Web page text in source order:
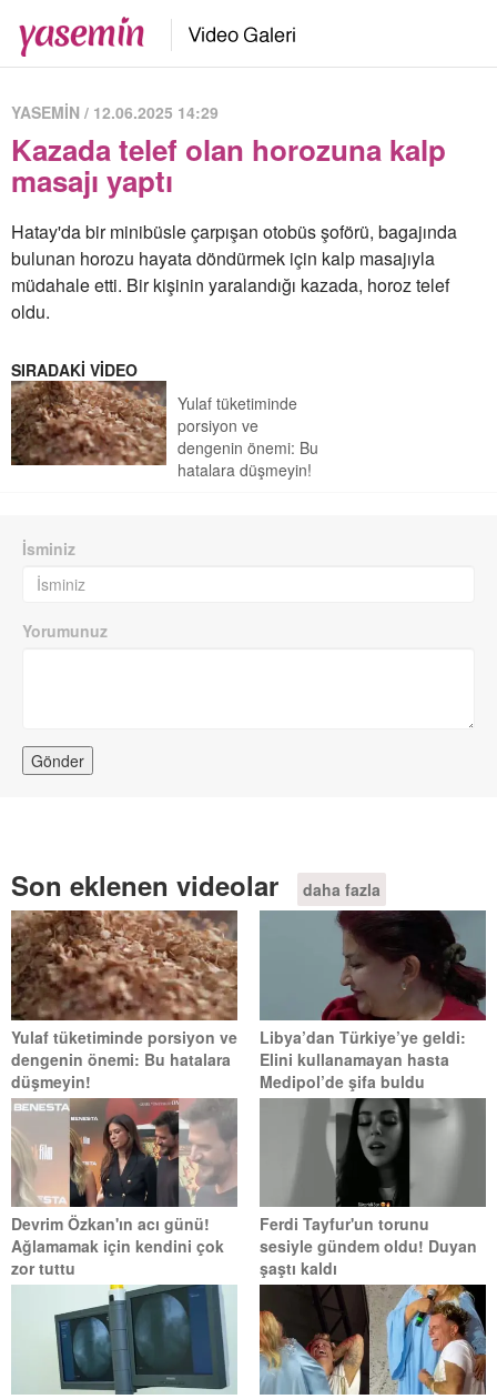
YASEMİN / 12.06.2025 14:29
Kazada telef olan horozuna kalp
masajı yaptı
Hatay'da bir minibüsle çarpışan otobüs şoförü, bagajında
bulunan horozu hayata döndürmek için kalp masajıyla
müdahale etti. Bir kişinin yaralandığı kazada, horoz telef
oldu.
SIRADAKİ VİDEO
Yulaf tüketiminde
porsiyon ve
dengenin önemi: Bu
hatalara düşmeyin!
İsminiz
Yorumunuz
Son eklenen videolar daha fazla
Yulaf tüketiminde porsiyon ve
dengenin önemi: Bu hatalara
düşmeyin!
Libya’dan Türkiye’ye geldi:
Elini kullanamayan hasta
Medipol’de şifa buldu
Devrim Özkan'ın acı günü!
Ağlamamak için kendini çok
zor tuttu
Ferdi Tayfur'un torunu
sesiyle gündem oldu! Duyan
şaştı kaldı